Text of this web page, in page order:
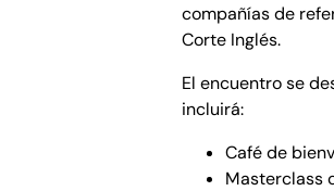
compañías de
Corte Inglés.
El encuentro se
incluirá:
Café de
Masterclass